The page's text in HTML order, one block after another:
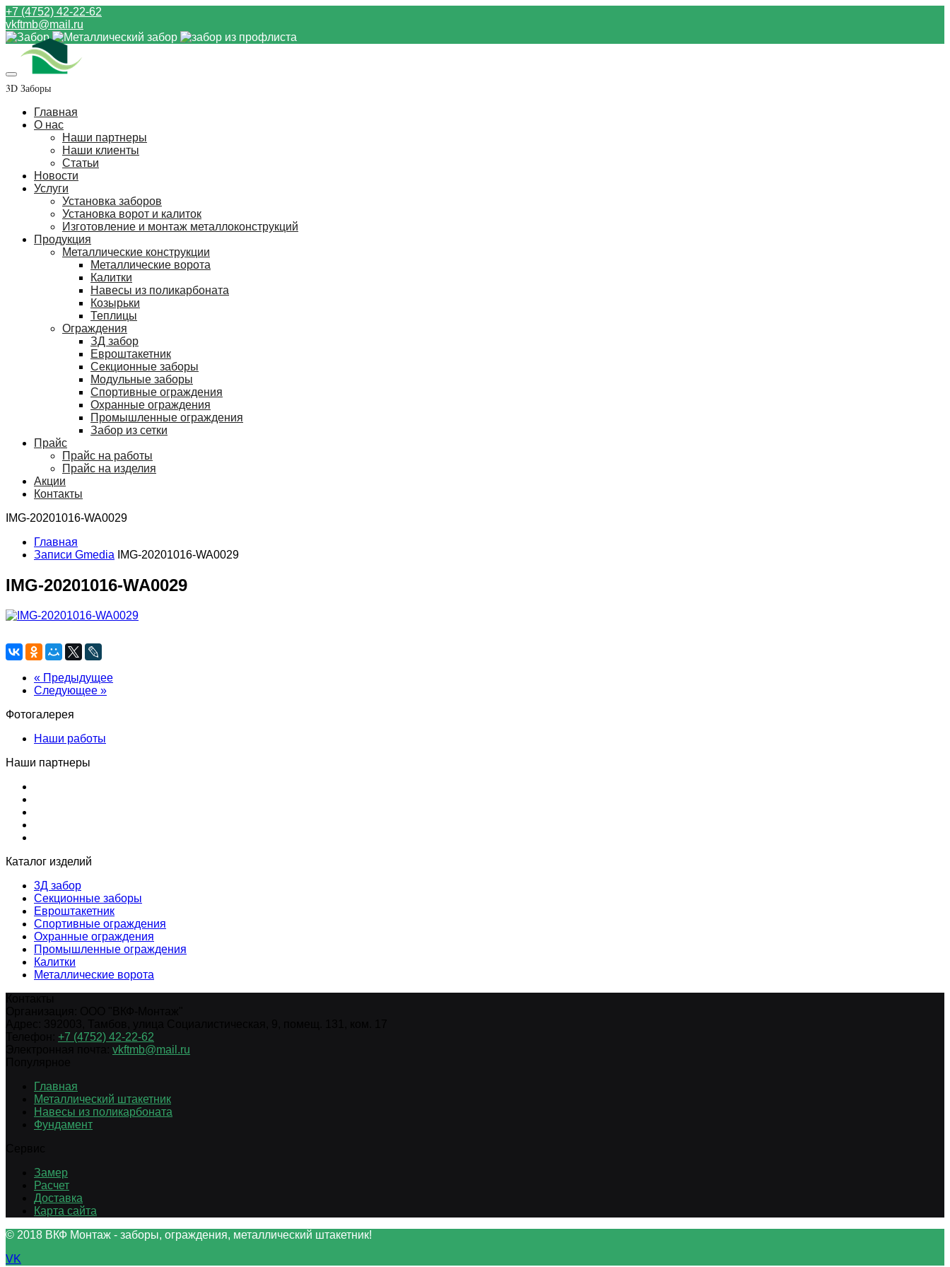
+7 (4752) 42-22-62
vkftmb@mail.ru
3D Заборы
Главная
О нас
Наши партнеры
Наши клиенты
Статьи
Новости
Услуги
Установка заборов
Установка ворот и калиток
Изготовление и монтаж металлоконструкций
Продукция
Металлические конструкции
Металлические ворота
Калитки
Навесы из поликарбоната
Козырьки
Теплицы
Ограждения
ЗД забор
Евроштакетник
Секционные заборы
Модульные заборы
Спортивные ограждения
Охранные ограждения
Промышленные ограждения
Забор из сетки
Прайс
Прайс на работы
Прайс на изделия
Акции
Контакты
IMG-20201016-WA0029
Главная
Записи Gmedia
IMG-20201016-WA0029
IMG-20201016-WA0029
« Предыдущее
Следующее »
Фотогалерея
Наши работы
Наши партнеры
Каталог изделий
3Д забор
Секционные заборы
Евроштакетник
Спортивные ограждения
Охранные ограждения
Промышленные ограждения
Калитки
Металлические ворота
+7 (4752) 42-22-62
vkftmb@mail.ru
Главная
Металлический штакетник
Навесы из поликарбоната
Фундамент
Замер
Расчет
Доставка
Карта сайта
© 2018 ВКФ Монтаж - заборы, ограждения, металлический штакетник!
VK